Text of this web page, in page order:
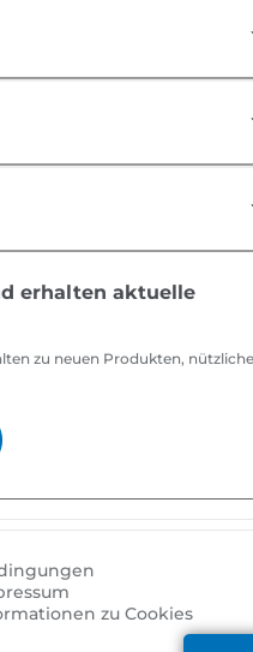
erhalten aktuelle
zu neuen Produkten,
zu Cookies